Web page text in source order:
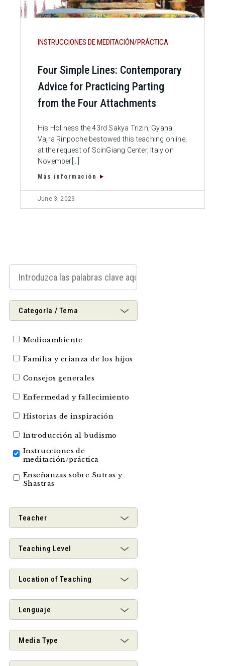
INSTRUCCIONES DE MEDITACIÓN/PRÁCTICA
Four Simple Lines: Contemporary
Advice for Practicing Parting
from the Four Attachments
His Holiness the 43rd Sakya Trizin, Gyana
Vajra Rinpoche bestowed this teaching online,
at the request of ScinGiang Center, Italy on
November[...]
Más información
June 3, 2023
Categoría / Tema
Medioambiente
Familia y crianza de los hijos
Consejos generales
Enfermedad y fallecimiento
Historias de inspiración
Introducción al budismo
Instrucciones de
meditación/práctica
Enseñanzas sobre Sutras y
Shastras
Teacher
Teaching Level
Location of Teaching
Lenguaje
Media Type